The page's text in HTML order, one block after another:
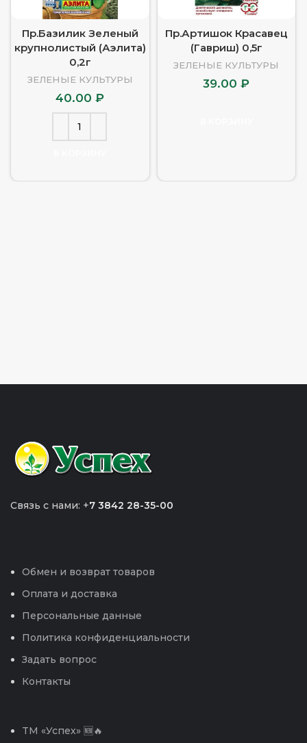
Пр.Базилик Зеленый
крупнолистый (Аэлита)
0,2г
ЗЕЛЕНЫЕ КУЛЬТУРЫ
40.00₽
Пр.Артишок Красавец
(Гавриш) 0,5г
ЗЕЛЕНЫЕ КУЛЬТУРЫ
39.00₽
Связь с нами: +7 3842 28-35-00
Обмен и возврат товаров
Оплата и доставка
Персональные данные
Политика конфиденциальности
Задать вопрос
Контакты
TM «Успех» 🆕🔥